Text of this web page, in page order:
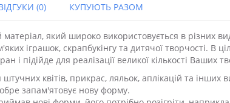
(0) КУПУЮТЬ РАЗОМ
який широко використовується в різних
іграшок, скрапбукінгу та дитячої творчості. В
і підійде для реалізації великої кількості Ваших
квітів, прикрас, ляльок, аплікацій та інших
запам'ятовує нову форму.